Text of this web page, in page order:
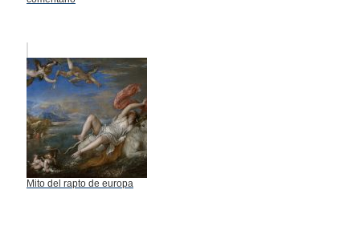
Mito del rapto de europa